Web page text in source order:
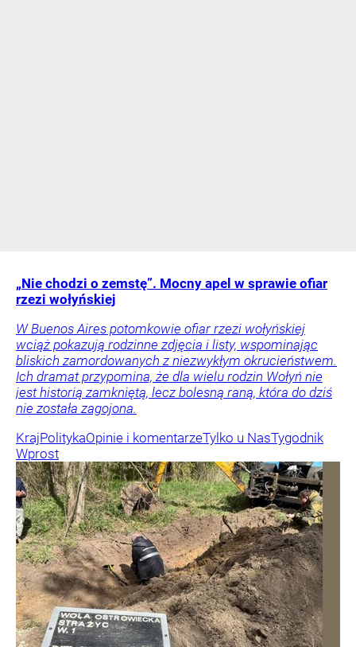
„Nie chodzi o zemstę”. Mocny apel w sprawie ofiar
rzezi wołyńskiej
W Buenos Aires potomkowie ofiar rzezi wołyńskiej
wciąż pokazują rodzinne zdjęcia i listy, wspominając
bliskich zamordowanych z niezwykłym okrucieństwem.
Ich dramat przypomina, że dla wielu rodzin Wołyń nie
jest historią zamkniętą, lecz bolesną raną, która do dziś
nie została zagojona.
KrajPolitykaOpinie i komentarzeTylko u NasTygodnik
Wprost